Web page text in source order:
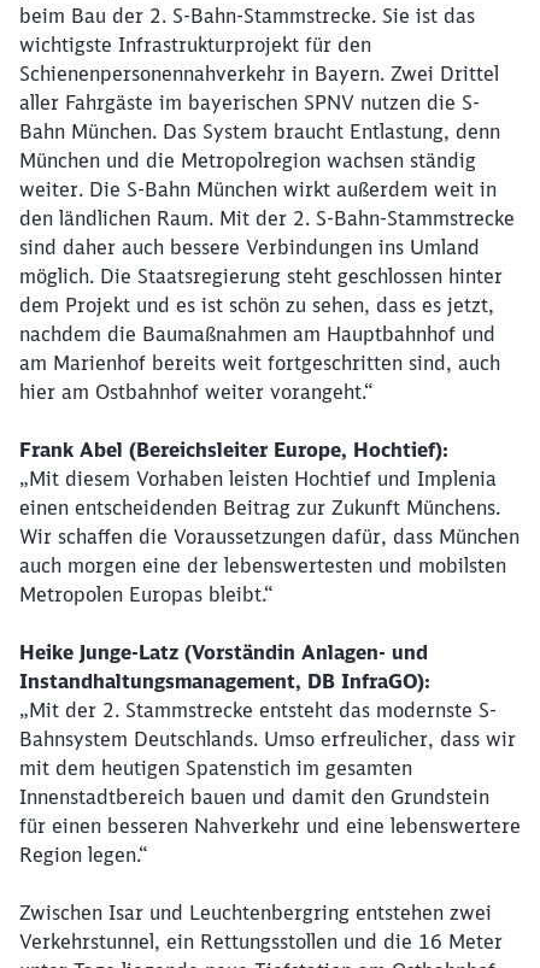
beim Bau der 2. S-Bahn-Stammstrecke. Sie ist das
wichtigste Infrastrukturprojekt für den
Schienenpersonennahverkehr in Bayern. Zwei Drittel
aller Fahrgäste im bayerischen SPNV nutzen die S-
Bahn München. Das System braucht Entlastung, denn
München und die Metropolregion wachsen ständig
weiter. Die S-Bahn München wirkt außerdem weit in
den ländlichen Raum. Mit der 2. S-Bahn-Stammstrecke
sind daher auch bessere Verbindungen ins Umland
möglich. Die Staatsregierung steht geschlossen hinter
dem Projekt und es ist schön zu sehen, dass es jetzt,
nachdem die Baumaßnahmen am Hauptbahnhof und
am Marienhof bereits weit fortgeschritten sind, auch
hier am Ostbahnhof weiter vorangeht.“
Frank Abel (Bereichsleiter Europe, Hochtief):
„Mit diesem Vorhaben leisten Hochtief und Implenia
einen entscheidenden Beitrag zur Zukunft Münchens.
Wir schaffen die Voraussetzungen dafür, dass München
auch morgen eine der lebenswertesten und mobilsten
Metropolen Europas bleibt.“
Heike Junge-Latz (Vorständin Anlagen- und
Instandhaltungsmanagement, DB InfraGO):
„Mit der 2. Stammstrecke entsteht das modernste S-
Bahnsystem Deutschlands. Umso erfreulicher, dass wir
mit dem heutigen Spatenstich im gesamten
Innenstadtbereich bauen und damit den Grundstein
für einen besseren Nahverkehr und eine lebenswertere
Region legen.“
Zwischen Isar und Leuchtenbergring entstehen zwei
Verkehrstunnel, ein Rettungsstollen und die 16 Meter